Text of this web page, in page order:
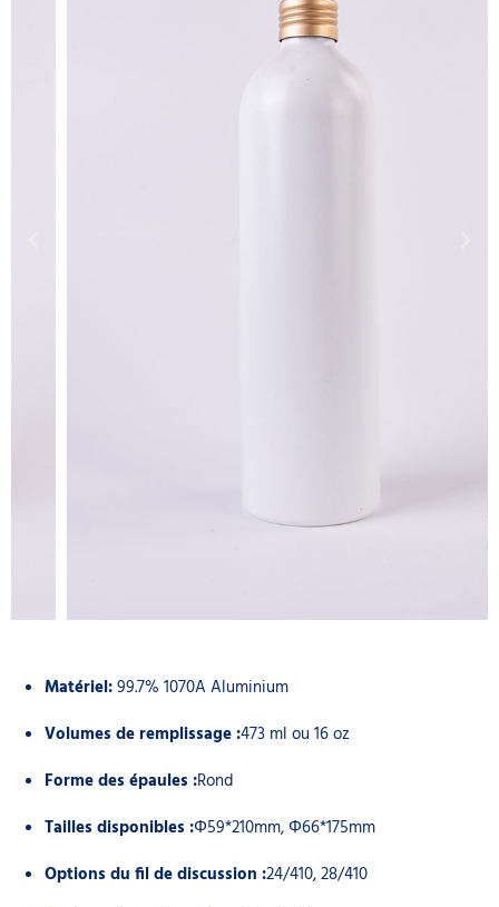
Matériel:99.7% 1070A Aluminium
Volumes de remplissage :473 ml ou 16 oz
Forme des épaules :Rond
Tailles disponibles :Φ59*210mm, Φ66*175mm
Options du fil de discussion :24/410, 28/410